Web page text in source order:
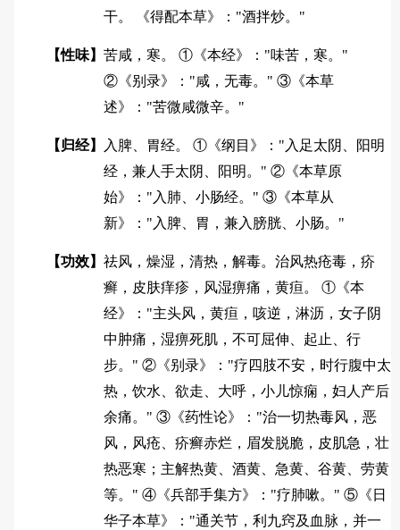
干。 《得配本草》："酒拌炒。"
【性味】 苦咸，寒。 ①《本经》："味苦，寒。"
②《别录》："咸，无毒。" ③《本草
述》："苦微咸微辛。"
【归经】
入脾、胃经。 ①《纲目》："入足太阴、阳明
经，兼人手太阴、阳明。" ②《本草原
始》："入肺、小肠经。" ③《本草从
新》："入脾、胃，兼入膀胱、小肠。"
【功效】 祛风，燥湿，清热，解毒。治风热疮毒，疥
癣，皮肤痒疹，风湿痹痛，黄疸。 ①《本
经》："主头风，黄疸，咳逆，淋沥，女子阴
中肿痛，湿痹死肌，不可屈伸、起止、行
步。" ②《别录》："疗四肢不安，时行腹中太
热，饮水、欲走、大呼，小儿惊痫，妇人产后
余痛。" ③《药性论》："治一切热毒风，恶
风，风疮、疥癣赤烂，眉发脱脆，皮肌急，壮
热恶寒；主解热黄、酒黄、急黄、谷黄、劳黄
等。" ④《兵部手集方》："疗肺嗽。" ⑤《日
华子本草》："通关节，利九窍及血脉，并一